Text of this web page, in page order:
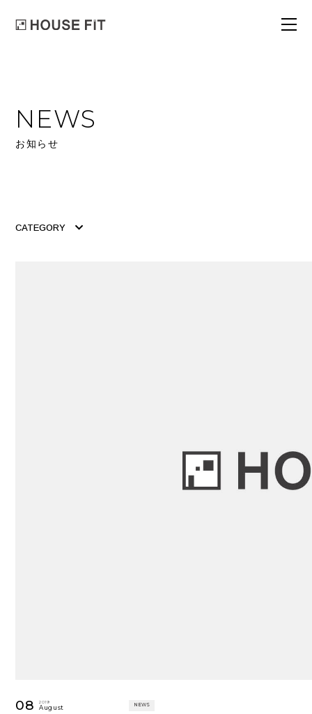
NEWS
お知らせ
CATEGORY
08 2019
August NEWS